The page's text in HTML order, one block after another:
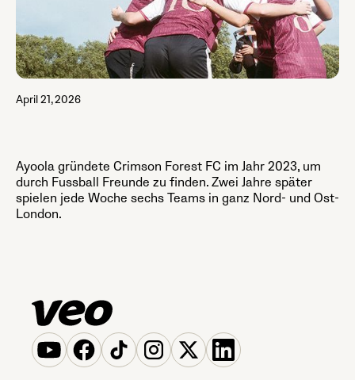
April 21, 2026
Ayoola gründete Crimson Forest FC im Jahr 2023, um
durch Fussball Freunde zu finden. Zwei Jahre später
spielen jede Woche sechs Teams in ganz Nord- und Ost-
London.